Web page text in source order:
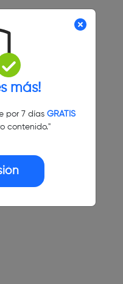
más!
por 7 días GRATIS
contenido."